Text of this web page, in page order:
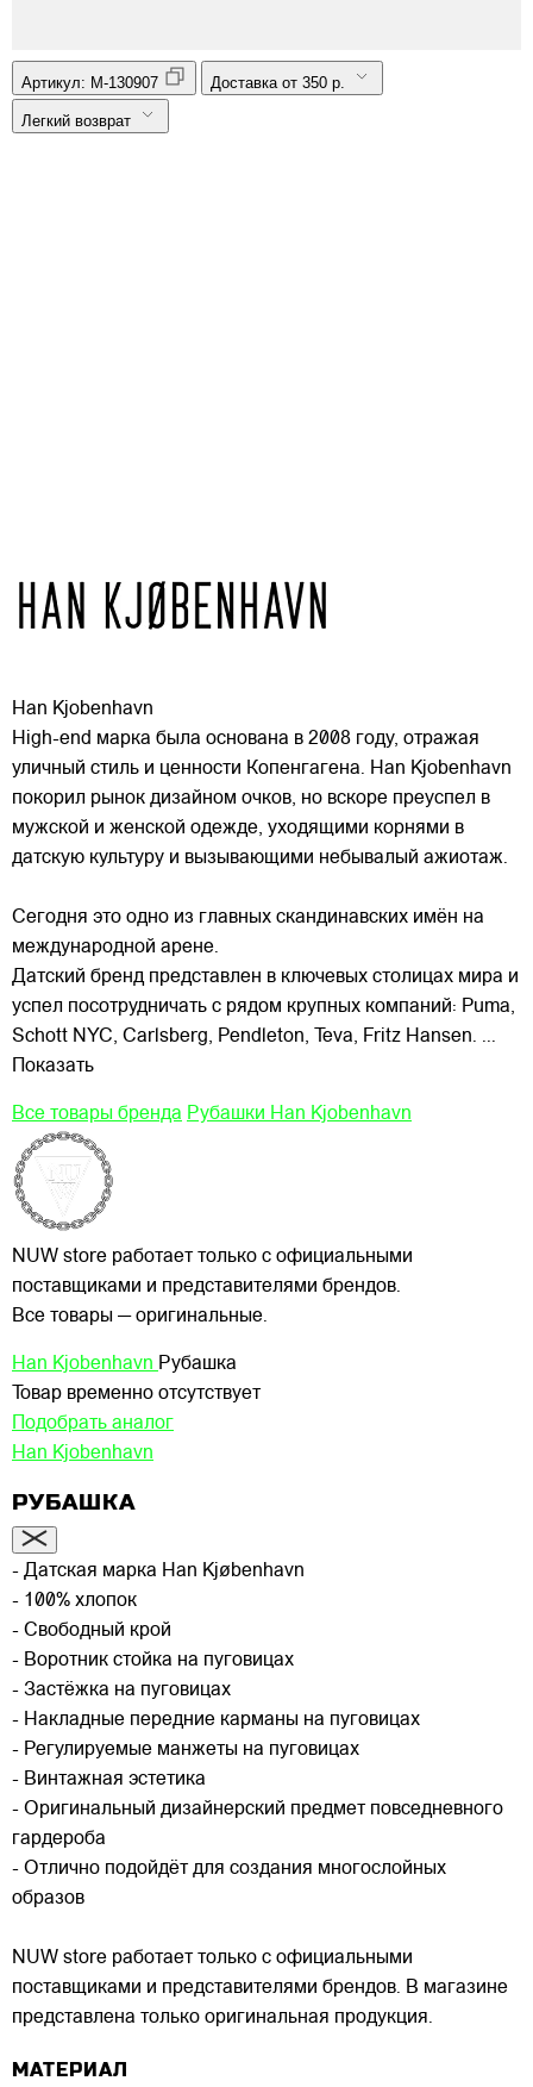
Артикул: M-130907 Доставка от 350 р.
Легкий возврат
Han Kjobenhavn
High-end марка была основана в 2008 году, отражая
уличный стиль и ценности Копенгагена. Han Kjobenhavn
покорил рынок дизайном очков, но вскоре преуспел в
мужской и женской одежде, уходящими корнями в
датскую культуру и вызывающими небывалый ажиотаж.
Сегодня это одно из главных скандинавских имён на
международной арене.
Датский бренд представлен в ключевых столицах мира и
успел посотрудничать с рядом крупных компаний: Puma,
Schott NYC, Carlsberg, Pendleton, Teva, Fritz Hansen. ...
Показать
Все товары бренда Рубашки Han Kjobenhavn
NUW store работает только с официальными
поставщиками и представителями брендов.
Все товары — оригинальные.
Han Kjobenhavn Рубашка
Товар временно отсутствует
Подобрать аналог
Han Kjobenhavn
РУБАШКА
- Датская марка Han Kjøbenhavn
- 100% хлопок
- Свободный крой
- Воротник стойка на пуговицах
- Застёжка на пуговицах
- Накладные передние карманы на пуговицах
- Регулируемые манжеты на пуговицах
- Винтажная эстетика
- Оригинальный дизайнерский предмет повседневного
гардероба
- Отлично подойдёт для создания многослойных
образов
NUW store работает только с официальными
поставщиками и представителями брендов. В магазине
представлена только оригинальная продукция.
МАТЕРИАЛ